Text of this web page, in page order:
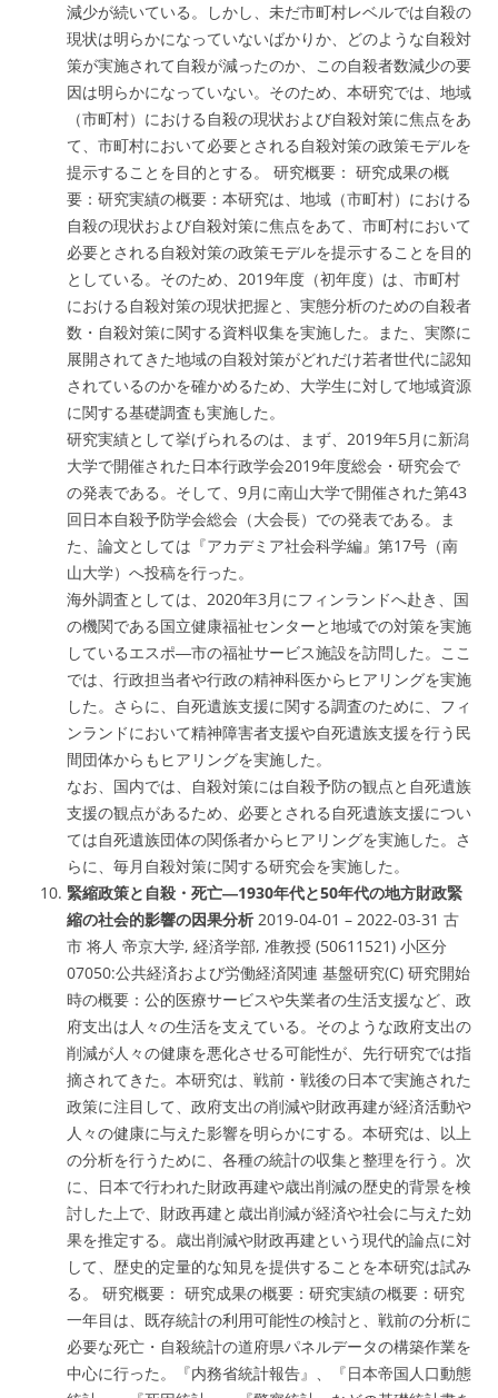
減少が続いている。しかし、未だ市町村レベルでは自殺の
現状は明らかになっていないばかりか、どのような自殺対
策が実施されて自殺が減ったのか、この自殺者数減少の要
因は明らかになっていない。そのため、本研究では、地域
（市町村）における自殺の現状および自殺対策に焦点をあ
て、市町村において必要とされる自殺対策の政策モデルを
提示することを目的とする。 研究概要： 研究成果の概
要：研究実績の概要：本研究は、地域（市町村）における
自殺の現状および自殺対策に焦点をあて、市町村において
必要とされる自殺対策の政策モデルを提示することを目的
としている。そのため、2019年度（初年度）は、市町村
における自殺対策の現状把握と、実態分析のための自殺者
数・自殺対策に関する資料収集を実施した。また、実際に
展開されてきた地域の自殺対策がどれだけ若者世代に認知
されているのかを確かめるため、大学生に対して地域資源
に関する基礎調査も実施した。
研究実績として挙げられるのは、まず、2019年5月に新潟
大学で開催された日本行政学会2019年度総会・研究会で
の発表である。そして、9月に南山大学で開催された第43
回日本自殺予防学会総会（大会長）での発表である。ま
た、論文としては『アカデミア社会科学編』第17号（南
山大学）へ投稿を行った。
海外調査としては、2020年3月にフィンランドへ赴き、国
の機関である国立健康福祉センターと地域での対策を実施
しているエスポ―市の福祉サービス施設を訪問した。ここ
では、行政担当者や行政の精神科医からヒアリングを実施
した。さらに、自死遺族支援に関する調査のために、フィ
ンランドにおいて精神障害者支援や自死遺族支援を行う民
間団体からもヒアリングを実施した。
なお、国内では、自殺対策には自殺予防の観点と自死遺族
支援の観点があるため、必要とされる自死遺族支援につい
ては自死遺族団体の関係者からヒアリングを実施した。さ
らに、毎月自殺対策に関する研究会を実施した。
緊縮政策と自殺・死亡―1930年代と50年代の地方財政緊
縮の社会的影響の因果分析 2019-04-01 – 2022-03-31 古
市 将人 帝京大学, 経済学部, 准教授 (50611521) 小区分
07050:公共経済および労働経済関連 基盤研究(C) 研究開始
時の概要：公的医療サービスや失業者の生活支援など、政
府支出は人々の生活を支えている。そのような政府支出の
削減が人々の健康を悪化させる可能性が、先行研究では指
摘されてきた。本研究は、戦前・戦後の日本で実施された
政策に注目して、政府支出の削減や財政再建が経済活動や
人々の健康に与えた影響を明らかにする。本研究は、以上
の分析を行うために、各種の統計の収集と整理を行う。次
に、日本で行われた財政再建や歳出削減の歴史的背景を検
討した上で、財政再建と歳出削減が経済や社会に与えた効
果を推定する。歳出削減や財政再建という現代的論点に対
して、歴史的定量的な知見を提供することを本研究は試み
る。 研究概要： 研究成果の概要：研究実績の概要：研究
一年目は、既存統計の利用可能性の検討と、戦前の分析に
必要な死亡・自殺統計の道府県パネルデータの構築作業を
中心に行った。『内務省統計報告』、『日本帝国人口動態